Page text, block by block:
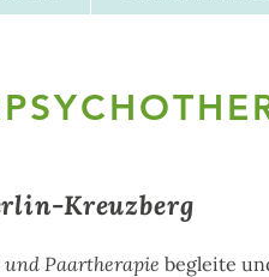
Kreuzberg
Paartherapie begleite